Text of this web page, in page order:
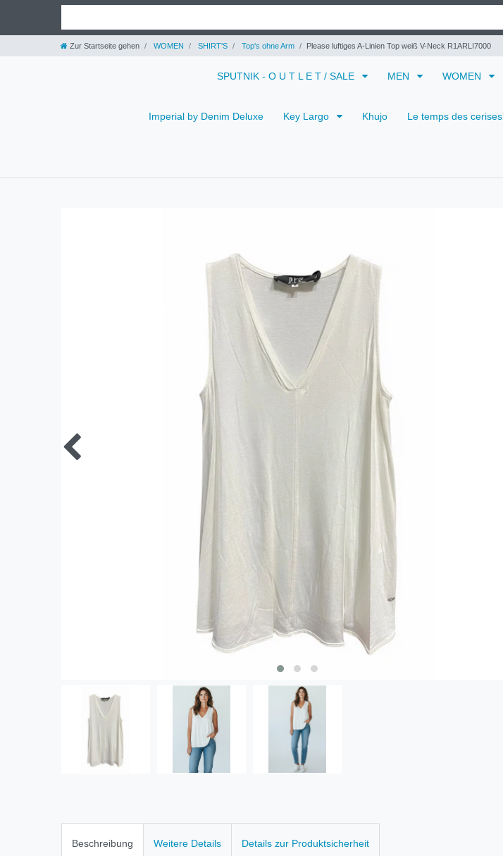
Zur Startseite gehen WOMEN SHIRT'S Top's ohne Arm Please luftiges A-Linien Top weiß V-Neck R1ARLI7000
SPUTNIK - O U T L E T / SALE MEN WOMEN
Imperial by Denim Deluxe Key Largo Khujo Le temps des cerises
Beschreibung Weitere Details Details zur Produktsicherheit